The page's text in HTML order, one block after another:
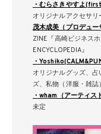
・むらさきやすよ
オリジナルアクセサリ
茂木成美（プロデュー
ZINE『高崎ビジネス
ENCYCLOPEDIA』
・
オリジナルグッズ、
ズ、私物（洋服・雑誌）
・wham（アーティス
未定